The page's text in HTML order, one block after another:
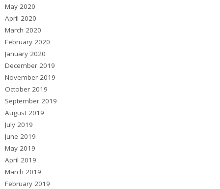
May 2020
April 2020
March 2020
February 2020
January 2020
December 2019
November 2019
October 2019
September 2019
August 2019
July 2019
June 2019
May 2019
April 2019
March 2019
February 2019